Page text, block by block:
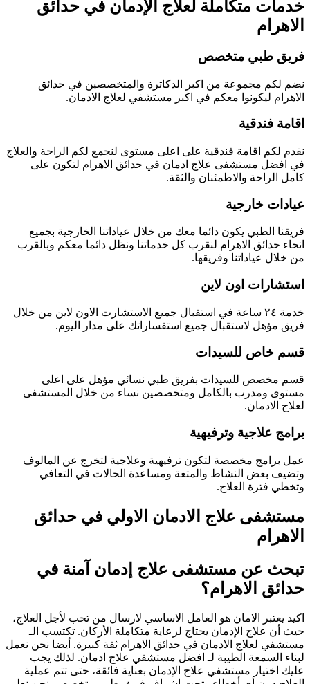
خدمات متكاملة لعلاج الإدمان في حدائق
الاهرام
فريق طبي متخصص
نضم لكم مجموعة من اكبر الدكاترة والمتخصصين في حدائق
الاهرام ليكونوا معكم في اكبر مستشفي لعلاج الادمان.
اقامة فندقية
نقدم لكم اقامة فندقية على اعلى مستوى لنجمع لكم الراحة والعلاج
في افضل مستشفى علاج ادمان في حدائق الاهرام لتكون على
كامل الراحة والاطمئنان والثقة.
عيادات خارجية
فريقنا الطبي يكون دائما معك من خلال عياداتنا الخارجية بجميع
انحاء حدائق الاهرام لنقرب كل خدماتنا ونظل دائما معكم وبالقرب
من خلال عياداتنا وفريقها.
استشارات اون لاين
خدمة ٢٤ ساعة في استقبال جميع الاستشارت الاون لاين من خلال
فريق مؤهل لاستقبال جميع استفساراتك على مدار اليوم.
قسم خاص للسيدات
قسم مخصص للسيدات بفريق طبي نسائي مؤهل على اعلى
مستوى ومدرب بالكامل ومتخصصين نساء من خلال المستشفى
لعلاج الادمان.
برامج علاجية وترفيهية
عمل برامج مخصصة لتكون ترفيهية وعلاجية لتخرج عن المالوف
وتضيف بعض النشاط والمتعة ومساعدة الحالات في التعافي
وتخطي فترة العلاج.
مستشفى علاج الادمان الاولي في حدائق
الاهرام
تبحث عن مستشفى علاج إدمان آمنة في
حدائق الاهرام؟
اكيد يعتبر الامان هو العامل الاساسي لارسال من تحب لأجل العلاج،
حيث أن علاج الإدمان يحتاج لرعاية متكاملة الأركان. تكتسب الـ
مستشفي لعلاج الادمان في حدائق الاهرام ثقة كبيرة. أيضا نحن نعمل
لبناء السمعة الطيبة لـ افضل مستشفي علاج ادمان. لذلك يجب
عليك اختيار مستشفي علاج الإدمان بعناية فائقة، حتى تتم عملية